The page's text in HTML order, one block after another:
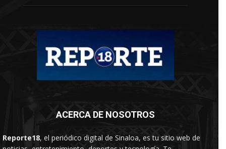
ACERCA DE NOSOTROS
Reporte18, el periódico digital de Sinaloa, es tu sitio web de